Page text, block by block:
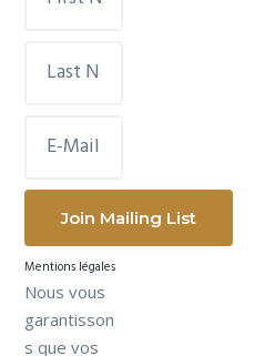
Mentions légales
Nous vous
garantisson
s que vos